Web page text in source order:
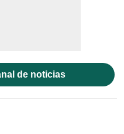
de noticias